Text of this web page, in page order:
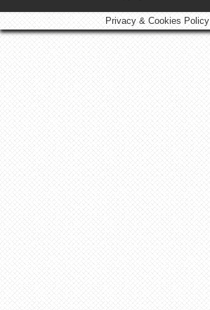
Privacy & Cookies Policy